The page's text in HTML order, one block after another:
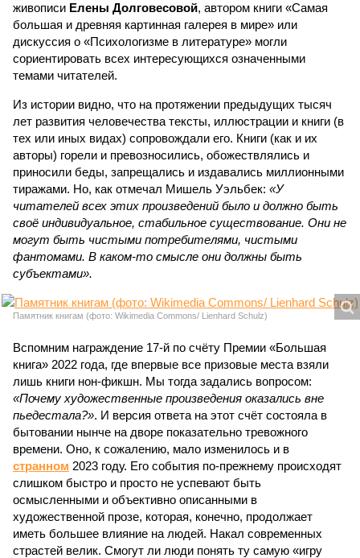
живописи Елены Долговесовой, автором книги «Самая
большая и древняя картинная галерея в мире» или
дискуссия о «Психологизме в литературе» могли
сориентировать всех интересующихся означенными
темами читателей.
Из истории видно, что на протяжении предыдущих тысяч
лет развития человечества тексты, иллюстрации и книги (в
тех или иных видах) сопровождали его. Книги (как и их
авторы) горели и превозносились, обожествлялись и
приносили беды, запрещались и издавались миллионными
тиражами. Но, как отмечал Мишель Уэльбек: «У
читателей всех этих произведений было и должно быть
своё индивидуальное, стабильное существование. Они не
могут быть чистыми потребителями, чистыми
фантомами. В каком-то смысле они должны быть
субъектами».
Памятник книгам (фото: Wikimedia Commons/ Lienhard Schulz)
Вспомним награждение 17-й по счёту Премии «Большая
книга» 2022 года, где впервые все призовые места взяли
лишь книги нон-фикшн. Мы тогда задались вопросом:
«Почему художественные произведения оказались вне
пьедестала?». И версия ответа на этот счёт состояла в
бытовании нынче на дворе показательно тревожного
времени. Оно, к сожалению, мало изменилось и в
странном 2023 году. Его события по-прежнему происходят
слишком быстро и просто не успевают быть
осмысленными и объективно описанными в
художественной прозе, которая, конечно, продолжает
иметь большее влияние на людей. Накал современных
страстей велик. Смогут ли люди понять ту самую «игру